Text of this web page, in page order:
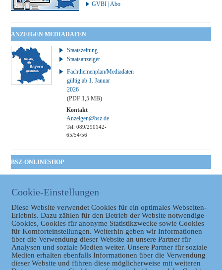
GVBI | Abo
ANZEIGEN MEDIADATEN
Staatszeitung
Staatsanzeiger
Fachthemenplan/Mediadaten
gültig ab 1. Januar
2026
(PDF 1,5 MB)
Kontakt
Anzeigen@bsz.de
Tel. 089/290142-
65/54/56
BSZ-ONLINESHOP
Taschenbuch
GVBl | Einbanddecke
Cookie-Einstellungen
Diese Website verwendet Cookies für ein optimales Webseiten-
Erlebnis. Dazu zählen für den Betrieb der Website notwendige
Cookies, Cookies für anonyme Statistikzwecke sowie Cookies
für Komforteinstellungen. Weiterhin geben wir Informationen
über die Verwendung dieser Website an unsere Partner für
Analysen und soziale Medien weiter. Unsere Partner für soziale
Medien erhalten ebenfalls Informationen über die Verwendung
dieser Website und führen diese möglicherweise mit weiteren